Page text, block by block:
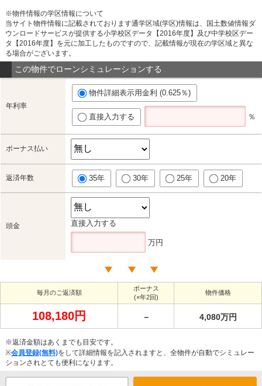
※物件情報の学区情報について
当サイト物件情報に記載されております通学区域(学区)情報は、国土数値情報ダ
ウンロードサービスが提供する小学校区データ【2016年度】及び中学校区デー
タ【2016年度】を元に加工したものですので、記載情報が現在の学区域と異な
る場合がございます。
この物件でローンシミュレーションする
年利率
物件詳細表示用金利 (0.625％)
直接入力する ％
ボーナス払い
返済年数 35年 30年 25年 20年
頭金 直接入力する
万円
毎月のご返済額
ボーナス
(×年2回)
物件価格
108,180円 － 4,080万円
※返済金額はあくまでも目安です。
※会員登録(無料)をして詳細情報を記入されますと、全物件が自動でシミュレー
ションされとても便利になります。